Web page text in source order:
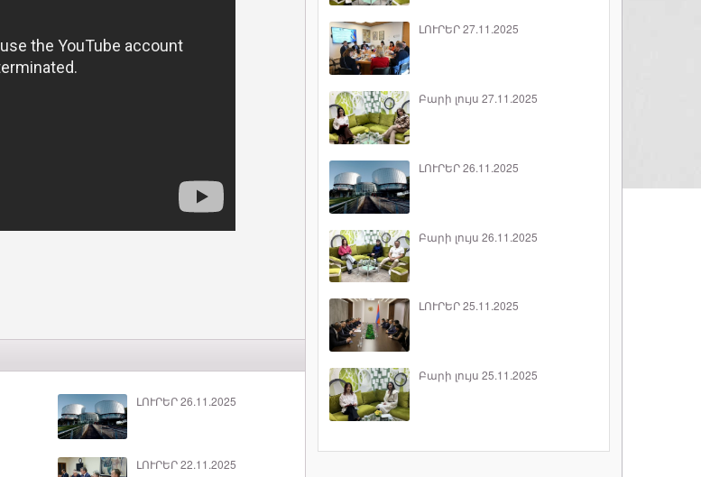
ԼՈՒՐԵՐ 26.11.2025
ԼՈՒՐԵՐ 22.11.2025
ԼՈՒՐԵՐ 27.11.2025
Բարի լույս 27.11.2025
ԼՈՒՐԵՐ 26.11.2025
Բարի լույս 26.11.2025
ԼՈՒՐԵՐ 25.11.2025
Բարի լույս 25.11.2025